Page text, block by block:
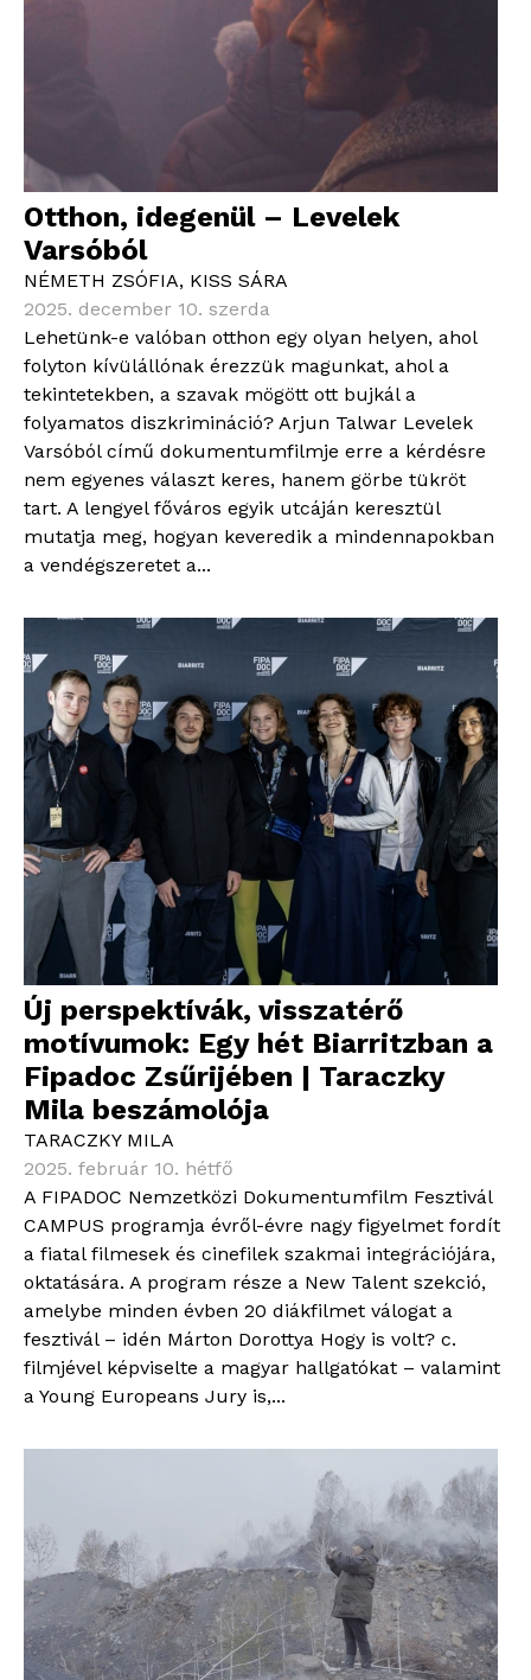
Otthon, idegenül – Levelek
Varsóból
NÉMETH ZSÓFIA, KISS SÁRA
2025. december 10. szerda
Lehetünk-e valóban otthon egy olyan helyen, ahol
folyton kívülállónak érezzük magunkat, ahol a
tekintetekben, a szavak mögött ott bujkál a
folyamatos diszkrimináció? Arjun Talwar Levelek
Varsóból című dokumentumfilmje erre a kérdésre
nem egyenes választ keres, hanem görbe tükröt
tart. A lengyel főváros egyik utcáján keresztül
mutatja meg, hogyan keveredik a mindennapokban
a vendégszeretet a...
Új perspektívák, visszatérő
motívumok: Egy hét Biarritzban a
Fipadoc Zsűrijében | Taraczky
Mila beszámolója
TARACZKY MILA
2025. február 10. hétfő
A FIPADOC Nemzetközi Dokumentumfilm Fesztivál
CAMPUS programja évről-évre nagy figyelmet fordít
a fiatal filmesek és cinefilek szakmai integrációjára,
oktatására. A program része a New Talent szekció,
amelybe minden évben 20 diákfilmet válogat a
fesztivál – idén Márton Dorottya Hogy is volt? c.
filmjével képviselte a magyar hallgatókat – valamint
a Young Europeans Jury is,...